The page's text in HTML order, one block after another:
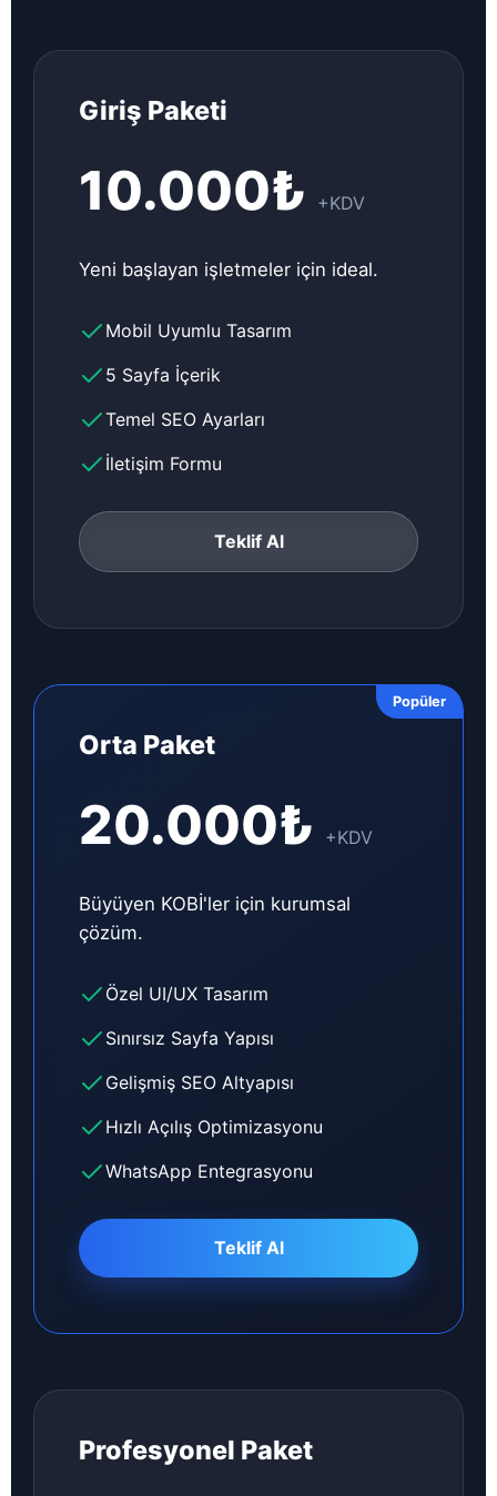
Giriş Paketi
10.000₺ +KDV
Yeni başlayan işletmeler için ideal.
Mobil Uyumlu Tasarım
5 Sayfa İçerik
Temel SEO Ayarları
İletişim Formu
Teklif Al
Popüler
Orta Paket
20.000₺ +KDV
Büyüyen KOBİ'ler için kurumsal
çözüm.
Özel UI/UX Tasarım
Sınırsız Sayfa Yapısı
Gelişmiş SEO Altyapısı
Hızlı Açılış Optimizasyonu
WhatsApp Entegrasyonu
Teklif Al
Profesyonel Paket